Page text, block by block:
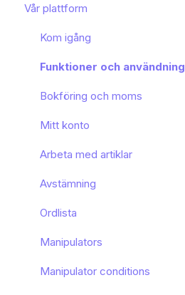
Vår plattform
Kom igång
Funktioner och användning
Bokföring och moms
Mitt konto
Arbeta med artiklar
Avstämning
Ordlista
Manipulators
Manipulator conditions